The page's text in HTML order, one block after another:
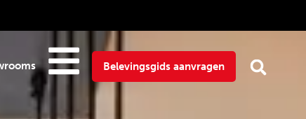
Belevingsgids aanvragen